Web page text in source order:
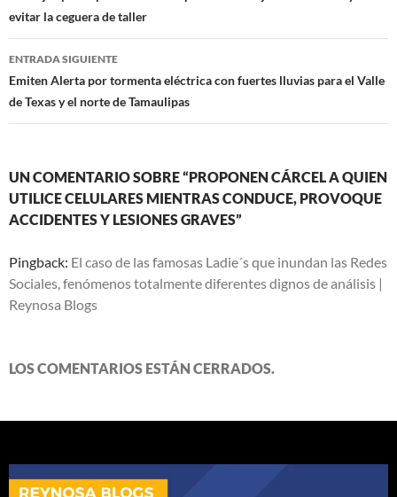
entradas
evitar la ceguera de taller
ENTRADA SIGUIENTE
Emiten Alerta por tormenta eléctrica con fuertes lluvias para el Valle
de Texas y el norte de Tamaulipas
UN COMENTARIO SOBRE “PROPONEN CÁRCEL A QUIEN
UTILICE CELULARES MIENTRAS CONDUCE, PROVOQUE
ACCIDENTES Y LESIONES GRAVES”
Pingback: El caso de las famosas Ladie´s que inundan las Redes
Sociales, fenómenos totalmente diferentes dignos de análisis |
Reynosa Blogs
LOS COMENTARIOS ESTÁN CERRADOS.